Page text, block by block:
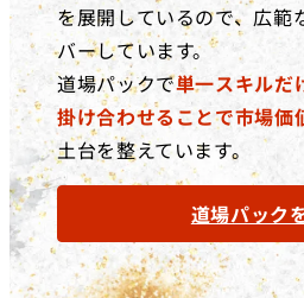
を展開しているので、広範
バーしています。
道場パックで単一スキルだ
掛け合わせることで市場価
土台を整えています。
道場パック